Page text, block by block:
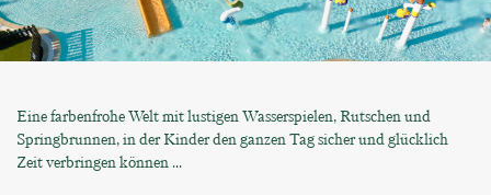
Eine farbenfrohe Welt mit lustigen Wasserspielen, Rutschen und
Springbrunnen, in der Kinder den ganzen Tag sicher und glücklich
Zeit verbringen können ...